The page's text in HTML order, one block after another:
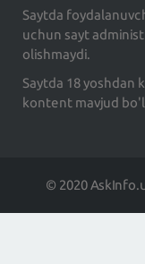
Saytda
uchun sayt
olishmaydi.
Saytda 18 yoshdan
kontent mavjud
© 2020